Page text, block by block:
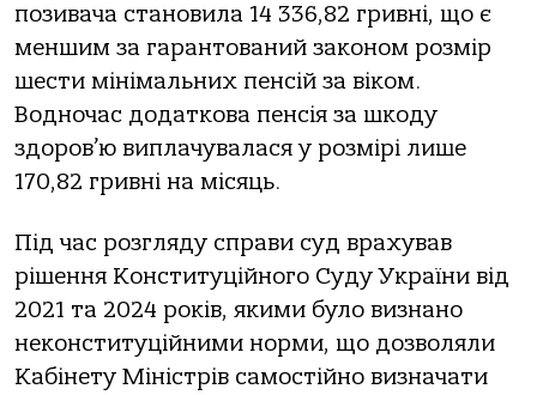
позивача становила 14 336,82 гривні, що є
меншим за гарантований законом розмір
шести мінімальних пенсій за віком.
Водночас додаткова пенсія за шкоду
здоров’ю виплачувалася у розмірі лише
170,82 гривні на місяць.
Під час розгляду справи суд врахував
рішення Конституційного Суду України від
2021 та 2024 років, якими було визнано
неконституційними норми, що дозволяли
Кабінету Міністрів самостійно визначати